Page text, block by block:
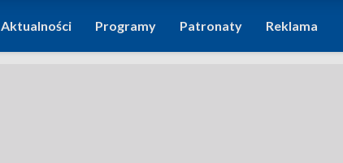
Aktualności Programy Patronaty Reklama